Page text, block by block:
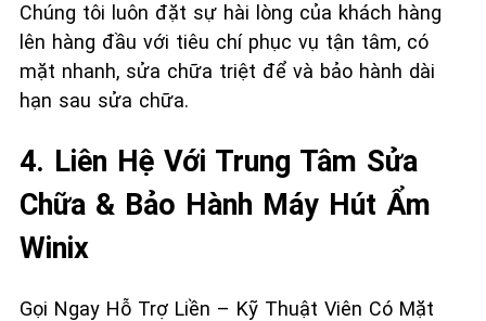
Chúng tôi luôn đặt sự hài lòng của khách hàng
lên hàng đầu với tiêu chí phục vụ tận tâm, có
mặt nhanh, sửa chữa triệt để và bảo hành dài
hạn sau sửa chữa.
4. Liên Hệ Với Trung Tâm Sửa
Chữa & Bảo Hành Máy Hút Ẩm
Winix
Gọi Ngay Hỗ Trợ Liền – Kỹ Thuật Viên Có Mặt